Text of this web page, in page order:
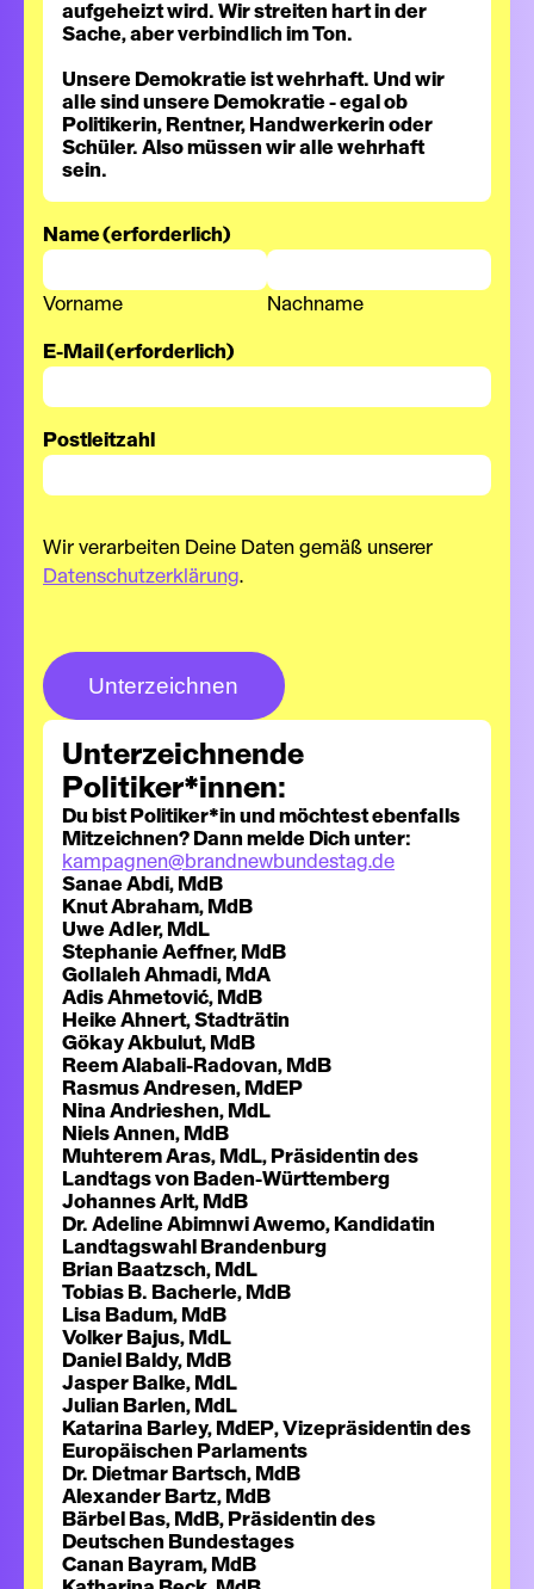
aufgeheizt wird. Wir streiten hart in der
Sache, aber verbindlich im Ton.
Unsere Demokratie ist wehrhaft. Und wir
alle sind unsere Demokratie - egal ob
Politikerin, Rentner, Handwerkerin oder
Schüler. Also müssen wir alle wehrhaft
sein.
Name(erforderlich)
Vorname Nachname
E-Mail (erforderlich)
Postleitzahl
Wir verarbeiten Deine Daten gemäß unserer
Datenschutzerklärung.
Unterzeichnende
Politiker*innen:
Du bist Politiker*in und möchtest ebenfalls
Mitzeichnen? Dann melde Dich unter:
kampagnen@brandnewbundestag.de
Sanae Abdi, MdB
Knut Abraham, MdB
Uwe Adler, MdL
Stephanie Aeffner, MdB
Gollaleh Ahmadi, MdA
Adis Ahmetović, MdB
Heike Ahnert, Stadträtin
Gökay Akbulut, MdB
Reem Alabali-Radovan, MdB
Rasmus Andresen, MdEP
Nina Andrieshen, MdL
Niels Annen, MdB
Muhterem Aras, MdL, Präsidentin des
Landtags von Baden-Württemberg
Johannes Arlt, MdB
Dr. Adeline Abimnwi Awemo, Kandidatin
Landtagswahl Brandenburg
Brian Baatzsch, MdL
Tobias B. Bacherle, MdB
Lisa Badum, MdB
Volker Bajus, MdL
Daniel Baldy, MdB
Jasper Balke, MdL
Julian Barlen, MdL
Katarina Barley, MdEP, Vizepräsidentin des
Europäischen Parlaments
Dr. Dietmar Bartsch, MdB
Alexander Bartz, MdB
Bärbel Bas, MdB, Präsidentin des
Deutschen Bundestages
Canan Bayram, MdB